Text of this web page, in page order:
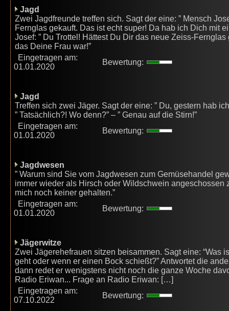
Jagd
Zwei Jagdfreunde treffen sich. Sagt der eine: ” Mensch
Fernglas gekauft. Das ist echt super! Da hab ich Dich mit
Josef: ” Du Trottel! Hättest Du Dir das neue Zeiss-
das Deine Frau war!”
Eingetragen am:
01.01.2020
Bewertung:
Jagd
Treffen sich zwei Jäger. Sagt der eine: ” Du, gestern hab
” Tatsächlich?! Wo denn?” – ” Genau auf die Stirn!”
Eingetragen am:
01.01.2020
Bewertung:
Jagdwesen
” Warum sind Sie vom Jagdwesen zum Gemüsehandel
immer wieder als Hirsch oder Wildschwein angeschossen
mich noch keiner gehalten.”
Eingetragen am:
01.01.2020
Bewertung:
Jägerwitze
Zwei Jägerehefrauen sitzen beisammen. Sagt eine: “Was
geht oder wenn er einen Bock schießt?” Antwortet die
dann redet er wenigstens nicht noch die ganze Woche
Radio Eriwan... Frage an Radio Eriwan: […]
Eingetragen am:
07.10.2022
Bewertung: